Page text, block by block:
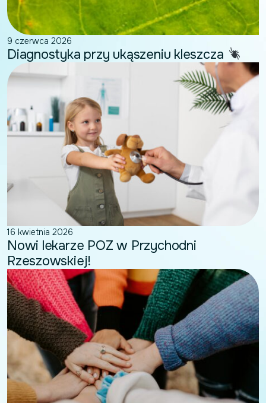
9 czerwca 2026
Diagnostyka przy ukąszeniu kleszcza
16 kwietnia 2026
Nowi lekarze POZ w Przychodni
Rzeszowskiej!